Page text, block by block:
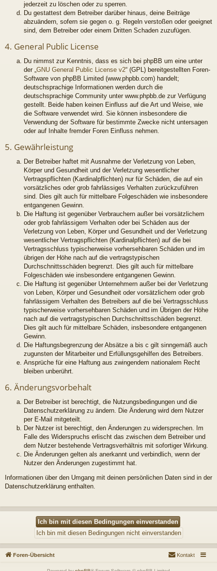
jederzeit zu löschen oder zu sperren.
Du gestattest dem Betreiber darüber hinaus, deine Beiträge
abzuändern, sofern sie gegen o. g. Regeln verstoßen oder geeignet
sind, dem Betreiber oder einem Dritten Schaden zuzufügen.
4. General Public License
Du nimmst zur Kenntnis, dass es sich bei phpBB um eine unter
der „GNU General Public License v2“ (GPL) bereitgestellten Foren-
Software von phpBB Limited (www.phpbb.com) handelt;
deutschsprachige Informationen werden durch die
deutschsprachige Community unter www.phpbb.de zur Verfügung
gestellt. Beide haben keinen Einfluss auf die Art und Weise, wie
die Software verwendet wird. Sie können insbesondere die
Verwendung der Software für bestimmte Zwecke nicht untersagen
oder auf Inhalte fremder Foren Einfluss nehmen.
5. Gewährleistung
Der Betreiber haftet mit Ausnahme der Verletzung von Leben,
Körper und Gesundheit und der Verletzung wesentlicher
Vertragspflichten (Kardinalpflichten) nur für Schäden, die auf ein
vorsätzliches oder grob fahrlässiges Verhalten zurückzuführen
sind. Dies gilt auch für mittelbare Folgeschäden wie insbesondere
entgangenen Gewinn.
Die Haftung ist gegenüber Verbrauchern außer bei vorsätzlichem
oder grob fahrlässigem Verhalten oder bei Schäden aus der
Verletzung von Leben, Körper und Gesundheit und der Verletzung
wesentlicher Vertragspflichten (Kardinalpflichten) auf die bei
Vertragsschluss typischerweise vorhersehbaren Schäden und im
übrigen der Höhe nach auf die vertragstypischen
Durchschnittsschäden begrenzt. Dies gilt auch für mittelbare
Folgeschäden wie insbesondere entgangenen Gewinn.
Die Haftung ist gegenüber Unternehmern außer bei der Verletzung
von Leben, Körper und Gesundheit oder vorsätzlichem oder grob
fahrlässigem Verhalten des Betreibers auf die bei Vertragsschluss
typischerweise vorhersehbaren Schäden und im Übrigen der Höhe
nach auf die vertragstypischen Durchschnittsschäden begrenzt.
Dies gilt auch für mittelbare Schäden, insbesondere entgangenen
Gewinn.
Die Haftungsbegrenzung der Absätze a bis c gilt sinngemäß auch
zugunsten der Mitarbeiter und Erfüllungsgehilfen des Betreibers.
Ansprüche für eine Haftung aus zwingendem nationalem Recht
bleiben unberührt.
6. Änderungsvorbehalt
Der Betreiber ist berechtigt, die Nutzungsbedingungen und die
Datenschutzerklärung zu ändern. Die Änderung wird dem Nutzer
per E-Mail mitgeteilt.
Der Nutzer ist berechtigt, den Änderungen zu widersprechen. Im
Falle des Widerspruchs erlischt das zwischen dem Betreiber und
dem Nutzer bestehende Vertragsverhältnis mit sofortiger Wirkung.
Die Änderungen gelten als anerkannt und verbindlich, wenn der
Nutzer den Änderungen zugestimmt hat.
Informationen über den Umgang mit deinen persönlichen Daten sind in der
Datenschutzerklärung enthalten.
Foren-Übersicht Kontakt